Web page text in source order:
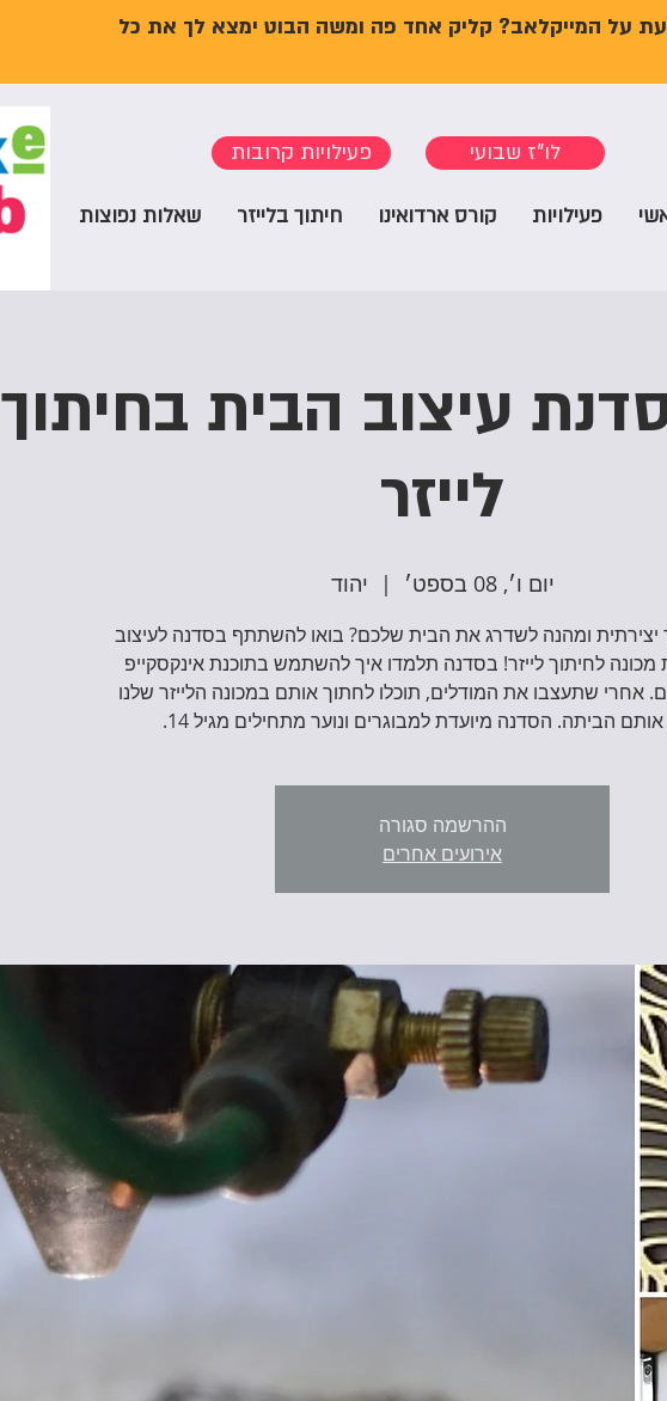
על המייקלאב? קליק אחד פה ומשה הבוט ימצא לך את כל
פעילויות קרובות לו"ז שבועי
פעילויות קורס ארדואינו חיתוך בלייזר שאלות נפוצות
עיצוב הבית בחיתוך
לייזר
יום ו׳, 08 בספט׳
  |
יהוד
ומהנה לשדרג את הבית שלכם? בואו להשתתף בסדנה לעיצוב
לחיתוך לייזר! בסדנה תלמדו איך להשתמש בתוכנת אינקסקייפ
אחרי שתעצבו את המודלים, תוכלו לחתוך אותם במכונה הלייזר שלנו
הביתה. הסדנה מיועדת למבוגרים ונוער מתחילים מגיל 14.
ההרשמה סגורה
אירועים אחרים